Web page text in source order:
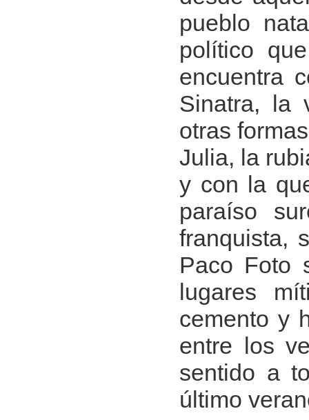
pueblo
político
encuentra
Sinatra, la
otras
Julia, la
y con la
paraíso
franquista,
Paco Foto
lugares
cemento y
entre los
sentido a
último